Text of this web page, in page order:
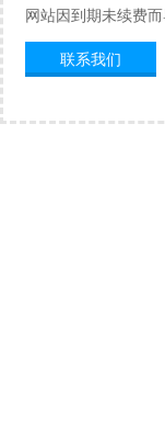
网站因到期未续费
联系我们